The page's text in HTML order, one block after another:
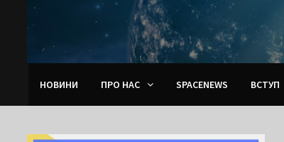
НОВИНИ ПРО НАС SPACENEWS ВСТУП